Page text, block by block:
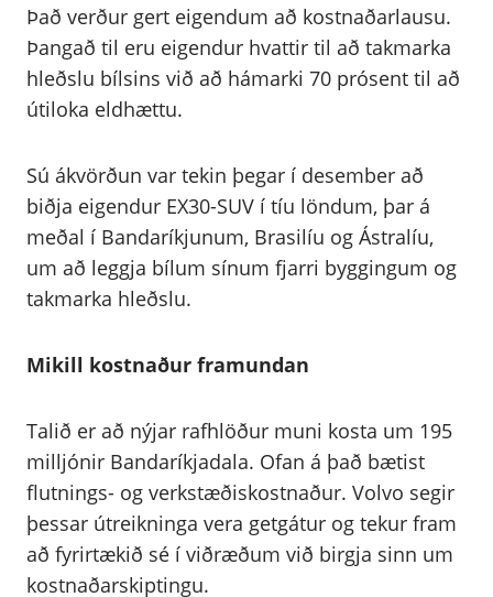
Það verður gert eigendum að kostnaðarlausu.
Þangað til eru eigendur hvattir til að takmarka
hleðslu bílsins við að hámarki 70 prósent til að
útiloka eldhættu.
Sú ákvörðun var tekin þegar í desember að
biðja eigendur EX30-SUV í tíu löndum, þar á
meðal í Bandaríkjunum, Brasilíu og Ástralíu,
um að leggja bílum sínum fjarri byggingum og
takmarka hleðslu.
Mikill kostnaður framundan
Talið er að nýjar rafhlöður muni kosta um 195
milljónir Bandaríkjadala. Ofan á það bætist
flutnings- og verkstæðiskostnaður. Volvo segir
þessar útreikninga vera getgátur og tekur fram
að fyrirtækið sé í viðræðum við birgja sinn um
kostnaðarskiptingu.